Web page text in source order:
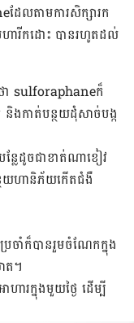
ដែល​តាម​ការ​សិក្សា​រក​
ារីក​ដោះ បាន​រហូត​ដល់​
sulforaphaneក៏
ង​កាត់​បន្ថយ​ដុំសាច់បង្ក
លែ​ដូច​ជា​ខាត់ណា​ខៀវ​
ថយ​ហានិភ័យ​កើត​ជំងឺ​
រចាំ​​ក៏​បាន​រួម​ចំណែក​ក្នុង​
ត​។
ាហារ​ក្នុង​មួយ​ថ្ងៃ ដើម្បី​